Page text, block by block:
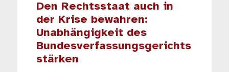
Den Rechtsstaat auch in
der Krise bewahren:
Unabhängigkeit des
Bundesverfassungsgerichts
stärken